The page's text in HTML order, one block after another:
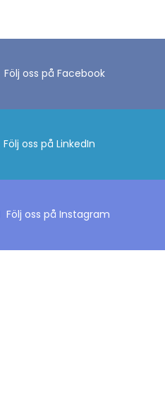
Följ oss på Facebook
Följ oss på LinkedIn
Följ oss på Instagram